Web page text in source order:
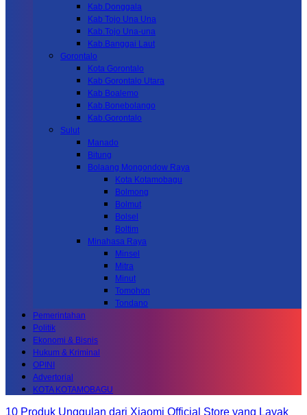
Kab.Donggala
Kab Tojo Una Una
Kab.Tojo Una-una
Kab.Banggai Laut
Gorontalo
Kota Gorontalo
Kab Gorontalo Utara
Kab Boalemo
Kab.Bonebolango
Kab.Gorontalo
Sulut
Manado
Bitung
Bolaang Mongondow Raya
Kota Kotamobagu
Bolmong
Bolmut
Bolsel
Boltim
Minahasa Raya
Minsel
Mitra
Minut
Tomohon
Tondano
Pemerintahan
Politik
Ekonomi & Bisnis
Hukum & Kriminal
OPINI
Advertorial
KOTA KOTAMOBAGU
10 Produk Unggulan dari Xiaomi Official Store yang Layak